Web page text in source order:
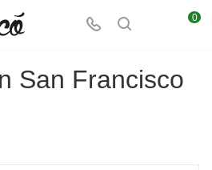
0
San Francisco